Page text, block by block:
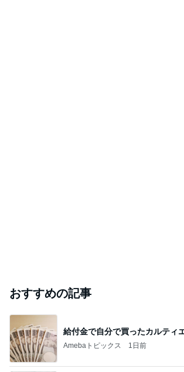
おすすめの記事
給付金で自分で買ったカルティ
Amebaトピックス 1日前